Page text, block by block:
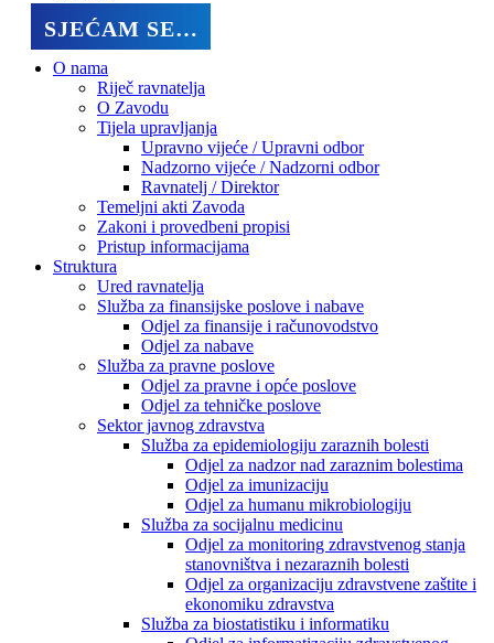
SJEĆAM SE…
O nama
Riječ ravnatelja
O Zavodu
Tijela upravljanja
Upravno vijeće / Upravni odbor
Nadzorno vijeće / Nadzorni odbor
Ravnatelj / Direktor
Temeljni akti Zavoda
Zakoni i provedbeni propisi
Pristup informacijama
Struktura
Ured ravnatelja
Služba za finansijske poslove i nabave
Odjel za finansije i računovodstvo
Odjel za nabave
Služba za pravne poslove
Odjel za pravne i opće poslove
Odjel za tehničke poslove
Sektor javnog zdravstva
Služba za epidemiologiju zaraznih bolesti
Odjel za nadzor nad zaraznim bolestima
Odjel za imunizaciju
Odjel za humanu mikrobiologiju
Služba za socijalnu medicinu
Odjel za monitoring zdravstvenog stanja
stanovništva i nezaraznih bolesti
Odjel za organizaciju zdravstvene zaštite i
ekonomiku zdravstva
Služba za biostatistiku i informatiku